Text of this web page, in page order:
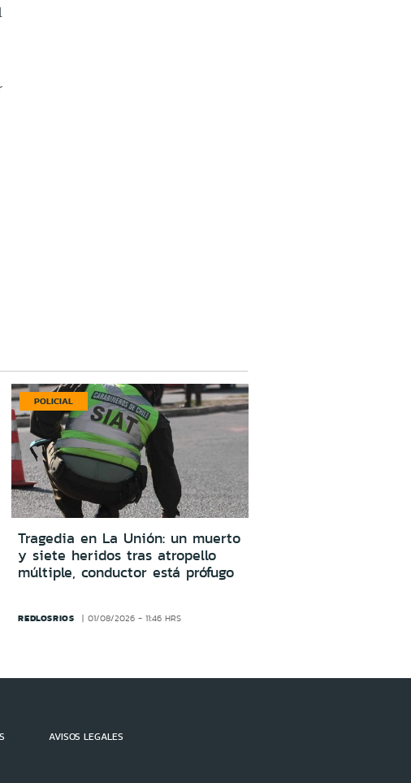
POLICIAL
Tragedia en La Unión: un muerto
y siete heridos tras atropello
múltiple, conductor está prófugo
REDLOSRIOS 01/08/2026 - 11:46 HRS
AVISOS LEGALES